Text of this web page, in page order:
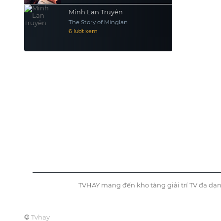
Minh Lan Truyện
The Story of Minglan
6 lượt xem
TVHAY mang đến kho tàng giải trí TV đa
© Tvhay